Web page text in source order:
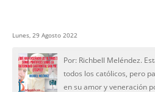
Lunes, 29 Agosto 2022
Por: Richbell Meléndez.
todos los católicos, pero
en su amor y veneración